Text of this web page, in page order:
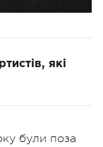
які
були поза